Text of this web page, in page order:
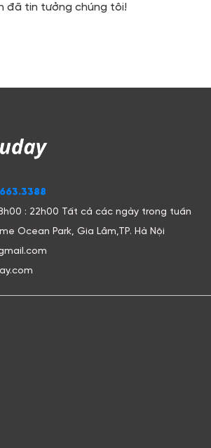
đã tin tưởng chúng tôi!
: 22h00 Tất cả các ngày trong tuần
Ocean Park, Gia Lâm,TP. Hà Nội